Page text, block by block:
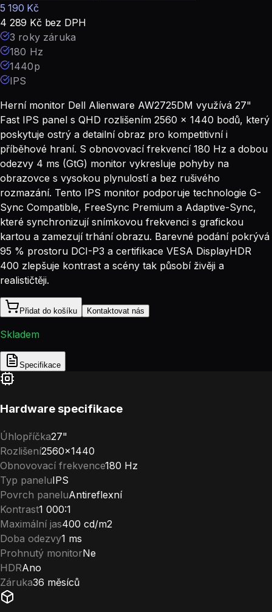
5 190 Kč
4 289 Kčbez DPH
3 roky záruka
180 Hz
1440p
IPS
Herní monitor Dell Alienware AW2725DM využívá 27"
Fast IPS panel s QHD rozlišením 2560 × 1440 bodů, který
poskytuje ostrý a detailní obraz pro kompetitivní i
příběhové hraní. S obnovovací frekvencí 180 Hz a dobou
odezvy 4 ms (GtG) monitor vykresluje pohyby na
obrazovce s vysokou plynulostí a bez rušivého
rozmazání. Tento IPS monitor podporuje technologie G-
Sync Compatible, FreeSync Premium a Adaptive-Sync,
které synchronizují snímkovou frekvenci s grafickou
kartou a zamezují trhání obrazu. Barevné podání pokrývá
95 % prostoru DCI-P3 a certifikace VESA DisplayHDR
400 zlepšuje kontrast a scény tak působí živěji a
realističtěji.
Přidat do košíku Kontaktovat nás
Skladem
Specifikace
Hardware specifikace
Úhlopříčka27"
Rozlišení2560×1440
Obnovovací frekvence180 Hz
Typ paneluIPS
Povrch paneluAntireflexní
Kontrast1 000:1
Maximální jas400 cd/m2
Doba odezvy1 ms
Prohnutý monitorNe
HDRAno
Záruka36 měsíců